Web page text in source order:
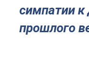
симпатии к
прошлого